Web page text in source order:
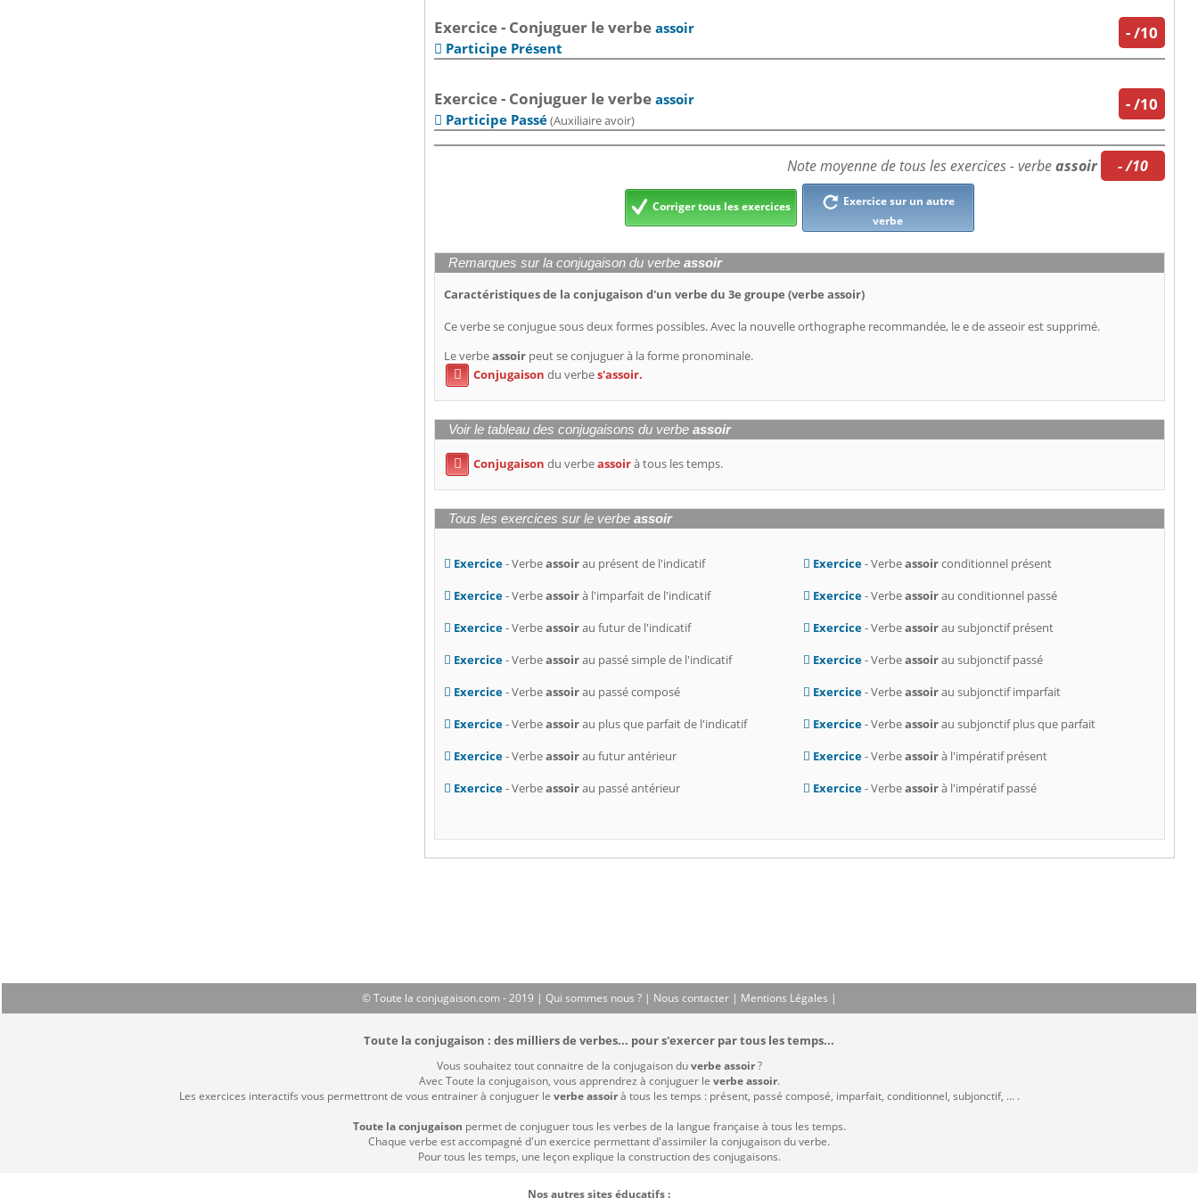
-/10
Exercice - Conjuguer le verbeassoir
 Participe Présent
-/10
Exercice - Conjuguer le verbeassoir
 Participe Passé(Auxiliaire avoir)
Note moyenne de tous les exercices - verbeassoir - /10
Corriger tous les exercices
Exercice sur un autre
verbe
Remarques sur la conjugaison du verbeassoir
Caractéristiques de la conjugaison d'un verbe du 3e groupe (verbe assoir)
Ce verbe se conjugue sous deux formes possibles. Avec la nouvelle orthographe recommandée, le e de asseoir est supprimé.
Le verbeassoir peut se conjuguer à la forme pronominale.
 Conjugaison du verbes'assoir.
Voir le tableau des conjugaisons du verbeassoir
 Conjugaison du verbeassoirà tous les temps.
Tous les exercices sur le verbeassoir
Exercice- Verbeassoirau présent de l'indicatif
Exercice- Verbeassoirà l'imparfait de l'indicatif
Exercice- Verbeassoirau futur de l'indicatif
Exercice- Verbeassoirau passé simple de l'indicatif
Exercice- Verbeassoirau passé composé
Exercice- Verbeassoirau plus que parfait de l'indicatif
Exercice- Verbeassoirau futur antérieur
Exercice- Verbeassoirau passé antérieur
Exercice- Verbeassoirconditionnel présent
Exercice- Verbeassoirau conditionnel passé
Exercice- Verbeassoirau subjonctif présent
Exercice- Verbeassoirau subjonctif passé
Exercice- Verbeassoirau subjonctif imparfait
Exercice- Verbeassoirau subjonctif plus que parfait
Exercice- Verbeassoirà l'impératif présent
Exercice- Verbeassoirà l'impératif passé
© Toute la conjugaison.com - 2019 | Qui sommes nous ? | Nous contacter | Mentions Légales |
Toute la conjugaison : des milliers de verbes... pour s'exercer par tous les temps...
Vous souhaitez tout connaitre de la conjugaison duverbe assoir?
Avec Toute la conjugaison, vous apprendrez à conjuguer le verbe assoir.
Les exercices interactifs vous permettront de vous entrainer à conjuguer le verbe assoirà tous les temps : présent, passé composé, imparfait, conditionnel, subjonctif, ... .
Toute la conjugaison permet de conjuguer tous les verbes de la langue française à tous les temps.
Chaque verbe est accompagné d'un exercice permettant d'assimiler la conjugaison du verbe.
Pour tous les temps, une leçon explique la construction des conjugaisons.
Nos autres sites éducatifs :